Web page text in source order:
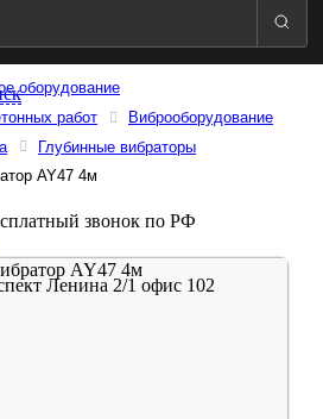
звонок по РФ
Ленина 2/1 офис 102
оборудование
работ
Виброоборудование
Глубинные вибраторы
AY47 4м